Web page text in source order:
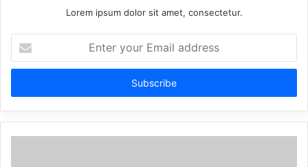
Lorem ipsum dolor sit amet, consectetur.
your
Email